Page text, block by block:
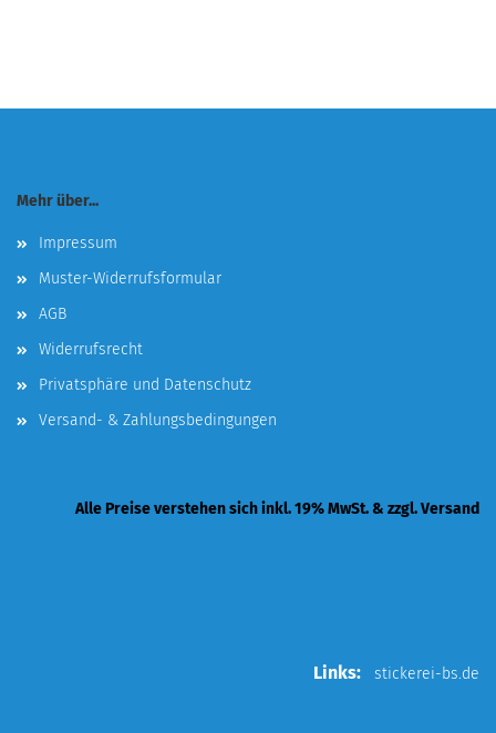
Mehr über...
Impressum
Muster-Widerrufsformular
AGB
Widerrufsrecht
Privatsphäre und Datenschutz
Versand- & Zahlungsbedingungen
Alle Preise verstehen sich inkl. 19% MwSt. & zzgl. Versand
Links: stickerei-bs.de